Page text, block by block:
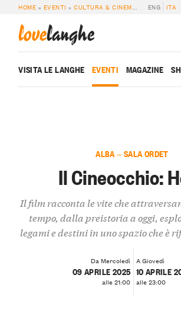
HOME » EVENTI »CULTURA & CINEMA » IL
ENG ITA
lovelanghe
VISITA LE LANGHE EVENTI MAGAZINE
ALBA — SALA ORDET
Il Cineocchio:
Il film racconta le vite che
tempo, dalla preistoria a oggi,
legami e destini in uno spazio che è
Da Mercoledì
09 APRILE 2025
alle 21:00
A Giovedì
10 APRILE
alle 23:00